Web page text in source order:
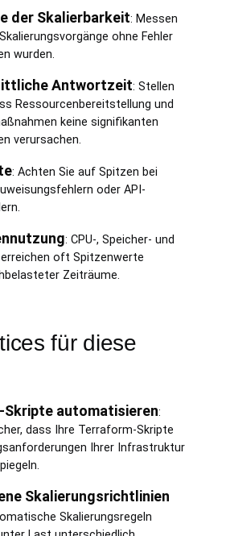
der Skalierbarkeit: Messen
ohne Fehler
wurden.
Antwortzeit: Stellen
Ressourcenbereitstellung und
keine signifikanten
verursachen.
: Achten Sie auf Spitzen bei
oder API-
: CPU-, Speicher- und
oft Spitzenwerte
Zeiträume.
für diese
automatisieren:
dass Ihre Terraform-Skripte
Ihrer Infrastruktur
Skalierungsrichtlinien
Skalierungsregeln